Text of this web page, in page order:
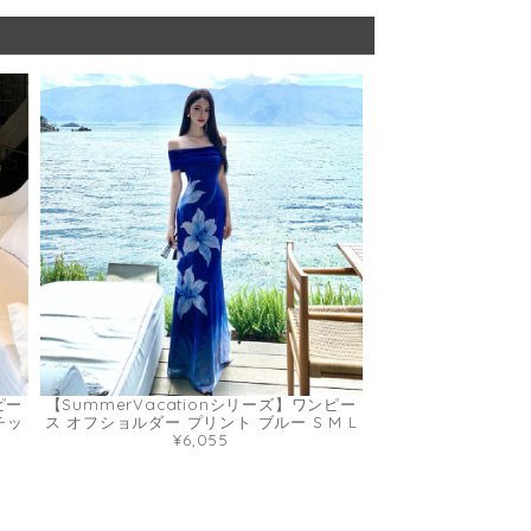
ー
ッ
【SummerVacationシリーズ】ワンピー
ス オフショルダー プリント ブルー S M L
¥6,055